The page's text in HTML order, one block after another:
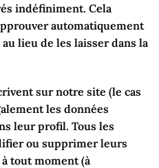
indéfiniment. Cela
automatiquement
lieu de les laisser dans la
sur notre site (le cas
les données
leur profil. Tous les
ou supprimer leurs
tout moment (à